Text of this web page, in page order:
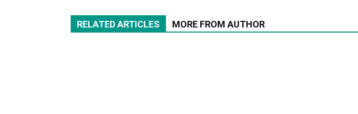
RELATED ARTICLES MORE FROM AUTHOR